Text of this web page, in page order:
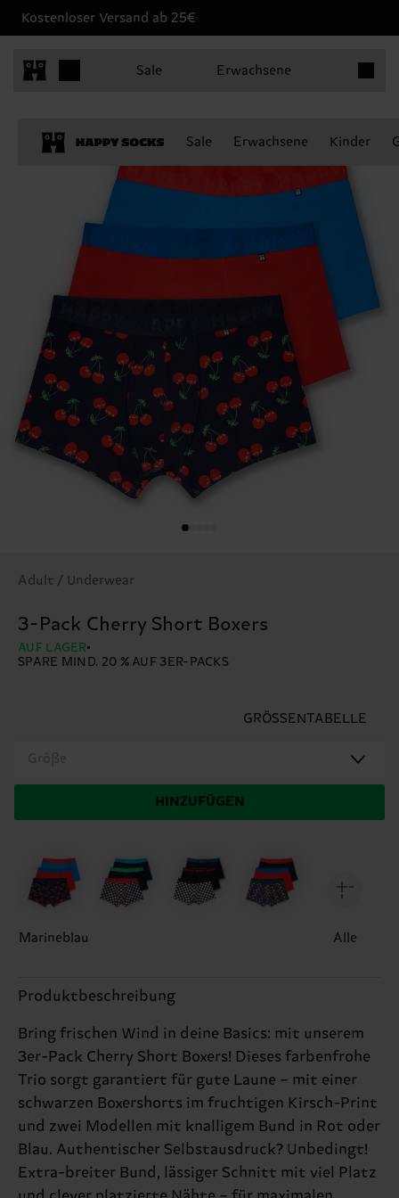
Kostenloser Versand ab 25€
Sale Erwachsene
Sale Erwachsene Kinder
Adult / Underwear
3-Pack Cherry Short Boxers
AUF LAGER
SPARE MIND. 20 % AUF 3ER-PACKS
GRÖSSENTABELLE
Größe
HINZUFÜGEN
Marineblau Alle
Produktbeschreibung
Bring frischen Wind in deine Basics: mit unserem
3er-Pack Cherry Short Boxers! Dieses farbenfrohe
Trio sorgt garantiert für gute Laune – mit einer
schwarzen Boxershorts im fruchtigen Kirsch-Print
und zwei Modellen mit knalligem Bund in Rot oder
Blau. Authentischer Selbstausdruck? Unbedingt!
Extra-breiter Bund, lässiger Schnitt mit viel Platz